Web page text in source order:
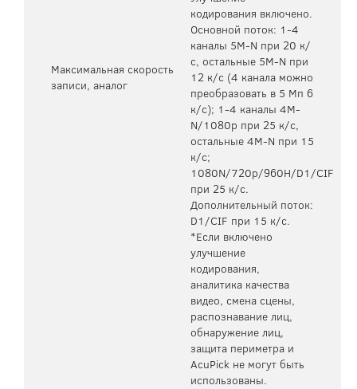
Максимальная скорость
записи, аналог
кодирования включено.
Основной поток: 1-4
каналы 5M-N при 20 к/
с, остальные 5M-N при
12 к/с (4 канала можно
преобразовать в 5 Мп 6
к/с); 1-4 каналы 4M-
N/1080p при 25 к/с,
остальные 4M-N при 15
к/с;
1080N/720p/960H/D1/CIF
при 25 к/с.
Дополнительный поток:
D1/CIF при 15 к/с.
*Если включено
улучшение
кодирования,
аналитика качества
видео, смена сцены,
распознавание лиц,
обнаружение лиц,
защита периметра и
AcuPick не могут быть
использованы.